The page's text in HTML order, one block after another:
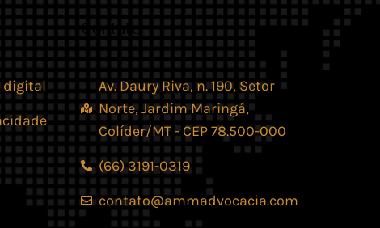
digital
Contato
Av. Daury Riva, n. 190, Setor
Norte, Jardim Maringá,
Colíder/MT - CEP 78.500-000
(66) 3191-0319
contato@ammadvocacia.com